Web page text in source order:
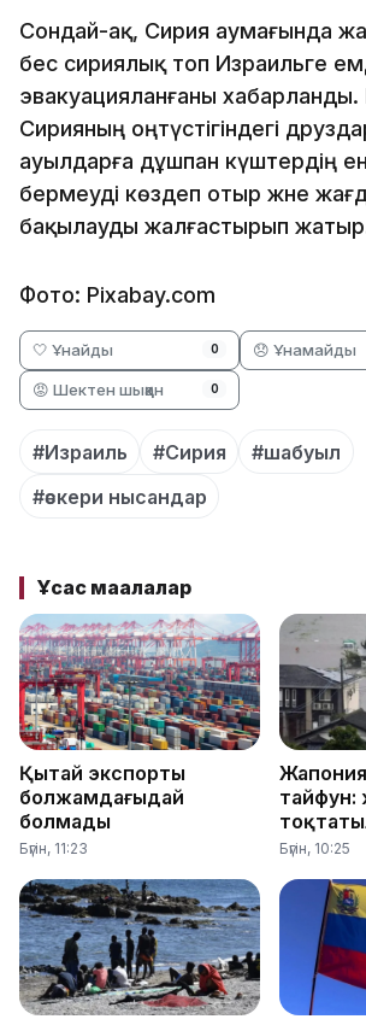
Сондай-ақ, Сирия аумағында
бес сириялық топ Израильге
эвакуацияланғаны
Сирияның оңтүстігіндегі
ауылдарға дұшпан күштердің
бермеуді көздеп отыр және
бақылауды жалғастырып
Фото: Pixabay.com
🤍 Ұнайды 0 😞 Ұнамайды
😡 Шектен шыққан 0
#Израиль #Сирия
#шабуыл
#әскери нысандар
Ұқсас мақалалар
Қытай экспорты
болжамдағыдай
болмады
Бүгін, 11:23
тайфун:
Бүгін, 10:25